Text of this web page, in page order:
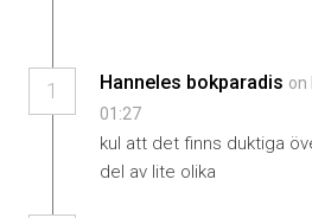
1 Hanneles bokparadis on
01:27
kul att det finns duktiga
del av lite olika